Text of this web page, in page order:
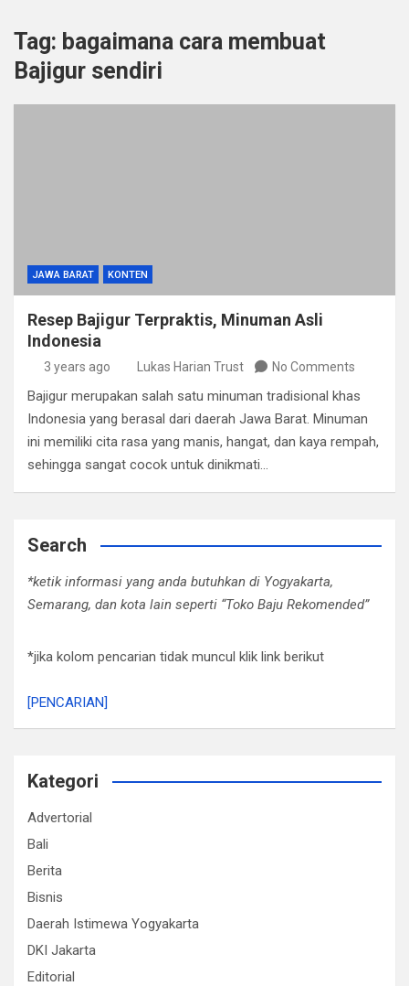
Tag: bagaimana cara membuat
Bajigur sendiri
JAWA BARAT KONTEN
Resep Bajigur Terpraktis, Minuman Asli
Indonesia
3 years ago Lukas Harian Trust No Comments
Bajigur merupakan salah satu minuman tradisional khas
Indonesia yang berasal dari daerah Jawa Barat. Minuman
ini memiliki cita rasa yang manis, hangat, dan kaya rempah,
sehingga sangat cocok untuk dinikmati…
Search
*ketik informasi yang anda butuhkan di Yogyakarta,
Semarang, dan kota lain seperti “Toko Baju Rekomended”
*jika kolom pencarian tidak muncul klik link berikut
[PENCARIAN]
Kategori
Advertorial
Bali
Berita
Bisnis
Daerah Istimewa Yogyakarta
DKI Jakarta
Editorial